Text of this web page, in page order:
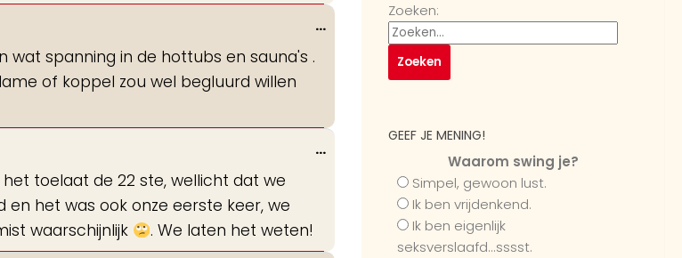
wat spanning in de hottubs en sauna's .
of koppel zou wel begluurd willen
...Wissel
het toelaat de 22 ste, wellicht dat we
en het was ook onze eerste keer, we
waarschijnlijk
. We laten het weten!
...Wissel
Zoeken:
GEEF JE MENING!
Waarom swing je?
Simpel, gewoon lust.
Ik ben vrijdenkend.
Ik ben eigenlijk
seksverslaafd...sssst.